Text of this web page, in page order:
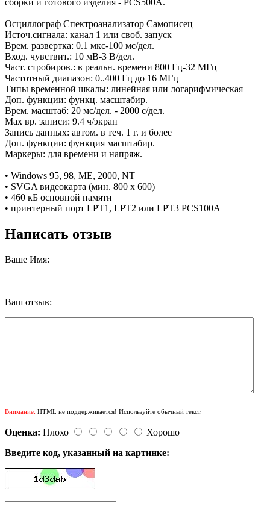
Осциллограф Спектроанализатор Самописец
Источ.сигнала: канал 1 или своб. запуск
Врем. развертка: 0.1 мкс-100 мс/дел.
Вход. чувствит.: 10 мВ-3 В/дел.
Част. стробиров.: в реальн. времени 800 Гц-32 МГц
Частотный диапазон: 0..400 Гц до 16 МГц
Типы временной шкалы: линейная или логарифмическая
Доп. функции: функц. масштабир.
Врем. масштаб: 20 мс/дел. - 2000 с/дел.
Max вр. записи: 9.4 ч/экран
Запись данных: автом. в теч. 1 г. и более
Доп. функции: функция масштабир.
Маркеры: для времени и напряж.
• Windows 95, 98, ME, 2000, NT
• SVGA видеокарта (мин. 800 x 600)
• 460 кБ основной памяти
• принтерный порт LPT1, LPT2 или LPT3 PCS100A
Написать отзыв
Ваше Имя:
Ваш отзыв:
Внимание: HTML не поддерживается! Используйте обычный текст.
Оценка: Плохо
Хорошо
Введите код, указанный на картинке: